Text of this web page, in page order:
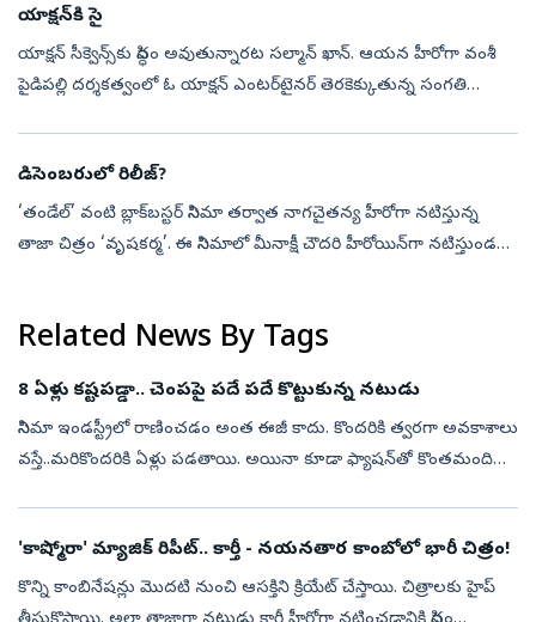
యాక్షన్‌కి సై
యాక్షన్‌ సీక్వెన్స్‌కు సిద్ధం అవుతున్నారట సల్మాన్‌ ఖాన్‌. ఆయన హీరోగా వంశీ
పైడిపల్లి దర్శకత్వంలో ఓ యాక్షన్‌ ఎంటర్‌టైనర్‌ తెరకెక్కుతున్న సంగతి
డిసెంబరులో రిలీజ్‌?
‘తండేల్‌’ వంటి బ్లాక్‌బస్టర్‌ సినిమా తర్వాత నాగచైతన్య హీరోగా నటిస్తున్న
తాజా చిత్రం ‘వృషకర్మ’. ఈ సినిమాలో మీనాక్షీ చౌదరి హీరోయిన్‌గా నటిస్తుండగా,
Related News By Tags
8 ఏళ్లు కష్టపడ్డా.. చెంపపై పదే పదే కొట్టుకున్న నటుడు
సినిమా ఇండస్ట్రీలో రాణించడం అంత ఈజీ కాదు. కొందరికి త్వరగా అవకాశాలు
వస్తే..మరికొందరికి ఏళ్లు పడతాయి. అయినా కూడా ఫ్యాషన్‌తో కొంతమంది
'కాష్మోరా' మ్యాజిక్ రిపీట్.. కార్తీ - నయనతార కాంబోలో భారీ చిత్రం!
కొన్ని కాంబినేషన్లు మొదటి నుంచి ఆసక్తిని క్రియేట్‌ చేస్తాయి. చిత్రాలకు హైప్‌